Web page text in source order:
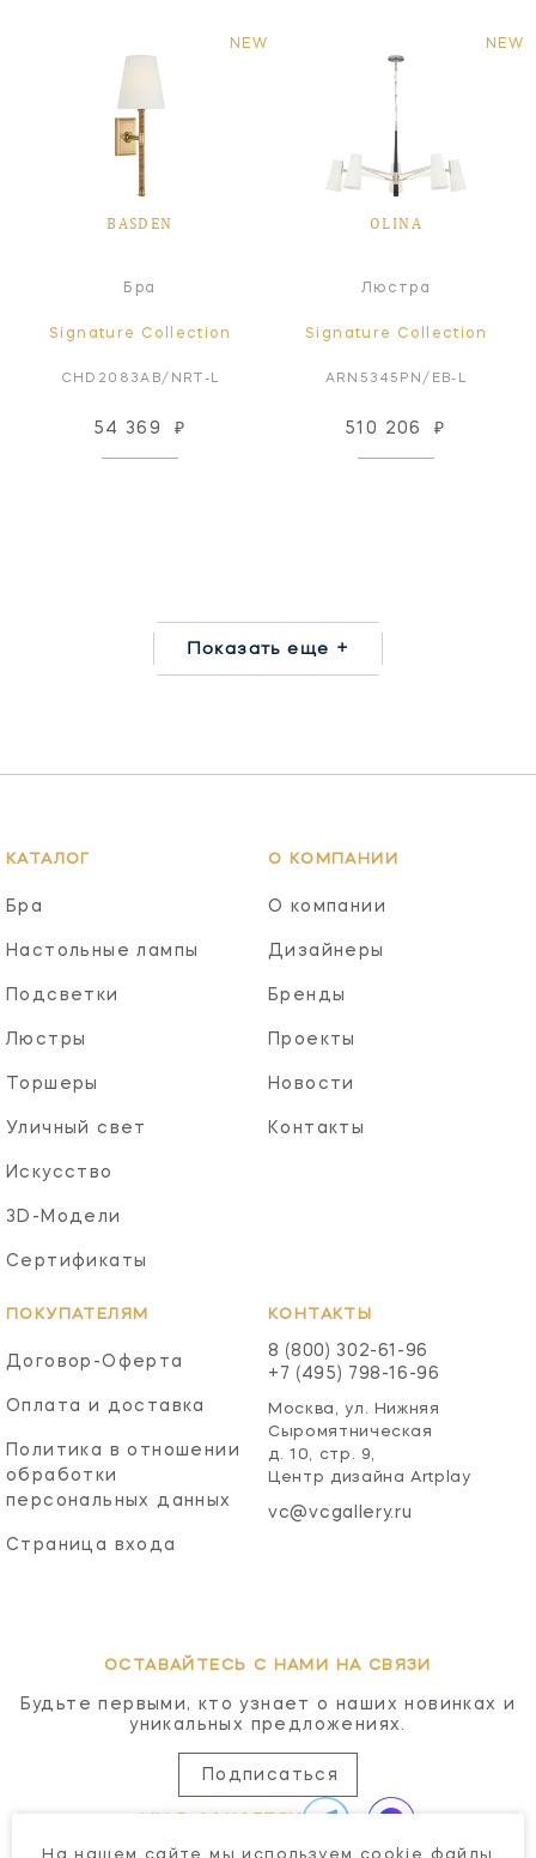
NEW
BASDEN
Бра
Signature Collection
CHD2083AB/NRT-L
54 369 ₽
NEW
OLINA
Люстра
Signature Collection
ARN5345PN/EB-L
510 206 ₽
Показать еще +
КАТАЛОГ
Бра
Настольные лампы
Подсветки
Люстры
Торшеры
Уличный свет
Искусство
3D-Модели
Сертификаты
О КОМПАНИИ
О компании
Дизайнеры
Бренды
Проекты
Новости
Контакты
ПОКУПАТЕЛЯМ
Договор-Оферта
Оплата и доставка
Политика в отношении
обработки
персональных данных
Страница входа
КОНТАКТЫ
8 (800) 302-61-96
+7 (495) 798-16-96
Москва, ул. Нижняя
Сыромятническая
д. 10, стр. 9,
Центр дизайна Artplay
vc@vcgallery.ru
ОСТАВАЙТЕСЬ С НАМИ НА СВЯЗИ
Будьте первыми, кто узнает о наших новинках и
уникальных предложениях.
Подписаться